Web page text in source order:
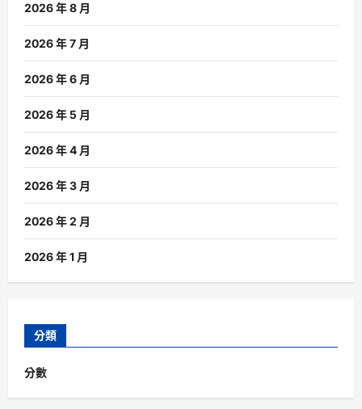
2026 年 8 月
2026 年 7 月
2026 年 6 月
2026 年 5 月
2026 年 4 月
2026 年 3 月
2026 年 2 月
2026 年 1 月
分類
分數